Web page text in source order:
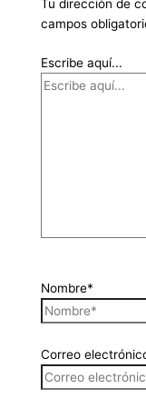
Tu dirección de
campos
Escribe aquí...
Nombre*
Correo